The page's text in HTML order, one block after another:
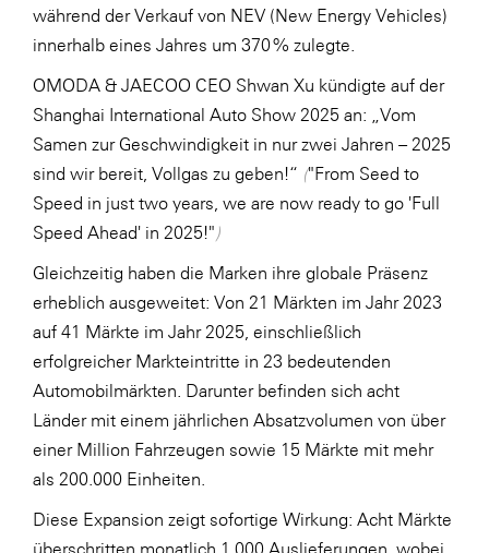
während der Verkauf von NEV (New Energy Vehicles)
innerhalb eines Jahres um 370 % zulegte.
OMODA & JAECOO CEO Shwan Xu kündigte auf der
Shanghai International Auto Show 2025 an: „Vom
Samen zur Geschwindigkeit in nur zwei Jahren – 2025
sind wir bereit, Vollgas zu geben!“ ("From Seed to
Speed in just two years, we are now ready to go 'Full
Speed Ahead' in 2025!")
Gleichzeitig haben die Marken ihre globale Präsenz
erheblich ausgeweitet: Von 21 Märkten im Jahr 2023
auf 41 Märkte im Jahr 2025, einschließlich
erfolgreicher Markteintritte in 23 bedeutenden
Automobilmärkten. Darunter befinden sich acht
Länder mit einem jährlichen Absatzvolumen von über
einer Million Fahrzeugen sowie 15 Märkte mit mehr
als 200.000 Einheiten.
Diese Expansion zeigt sofortige Wirkung: Acht Märkte
überschritten monatlich 1.000 Auslieferungen, wobei